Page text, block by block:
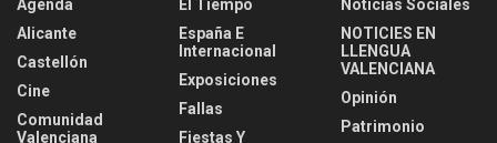
Agenda
Alicante
Castellón
Cine
Comunidad
Valenciana
El Tiempo
España E
Internacional
Exposiciones
Fallas
Fiestas Y
Noticias Sociales
NOTICIES EN
LLENGUA
VALENCIANA
Opinión
Patrimonio